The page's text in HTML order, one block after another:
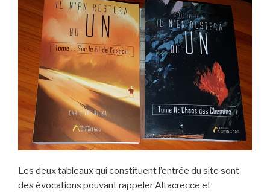
Les deux tableaux qui constituent l’entrée du site sont
des évocations pouvant rappeler Altacrecce et